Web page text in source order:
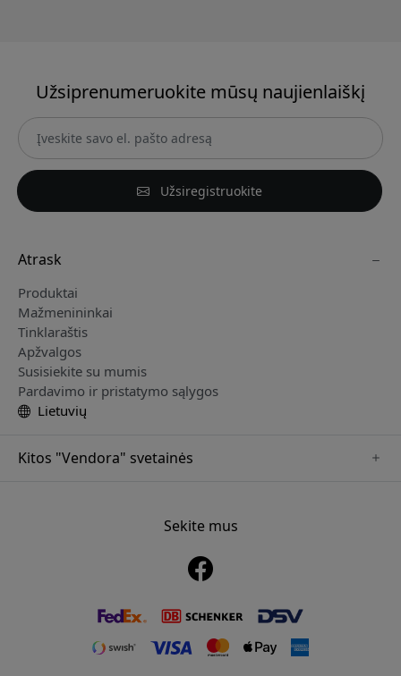
Užsiprenumeruokite mūsų naujienlaiškį
Užsiregistruokite
Atrask
Produktai
Mažmenininkai
Tinklaraštis
Apžvalgos
Susisiekite su mumis
Pardavimo ir pristatymo sąlygos
Lietuvių
Kitos "Vendora" svetainės
www.pipetto.se
Sekite mus